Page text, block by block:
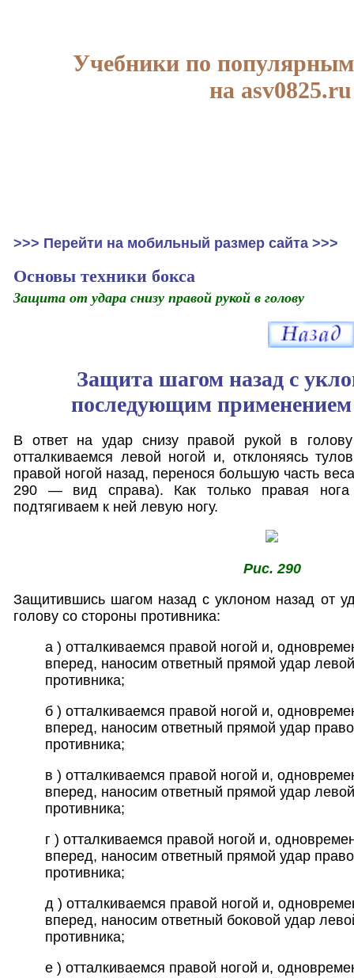
Учебники по
на asv0825.ru
>>> Перейти на мобильный размер сайта >>>
Основы техники бокса
Защита от удара снизу правой рукой в голову
Защита шагом назад с
последующим применением
В ответ на удар снизу правой рукой в
отталкиваемся левой ногой и, отклоняясь
правой ногой назад, перенося большую часть
290 — вид справа). Как только правая нога
подтягиваем к ней левую ногу.
Рис. 290
Защитившись шагом назад с уклоном назад от
голову со стороны противника:
а ) отталкиваемся правой ногой и,
вперед, наносим ответный прямой удар
противника;
б ) отталкиваемся правой ногой и,
вперед, наносим ответный прямой удар
противника;
в ) отталкиваемся правой ногой и,
вперед, наносим ответный прямой удар
противника;
г ) отталкиваемся правой ногой и,
вперед, наносим ответный прямой удар
противника;
д ) отталкиваемся правой ногой и,
вперед, наносим ответный боковой удар
противника;
е ) отталкиваемся правой ногой и,